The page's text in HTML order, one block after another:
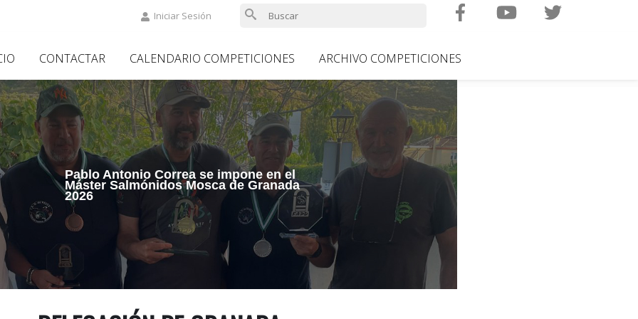
Iniciar Sesión Search
CONTACTAR CALENDARIO COMPETICIONES ARCHIVO COMPETICIONES
Pablo Antonio Correa se impone en el
Máster Salmónidos Mosca de Granada
2026